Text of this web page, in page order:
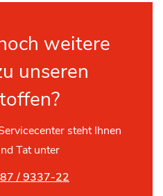
weitere
unseren
steht Ihnen
Tat unter
/ 9337-22